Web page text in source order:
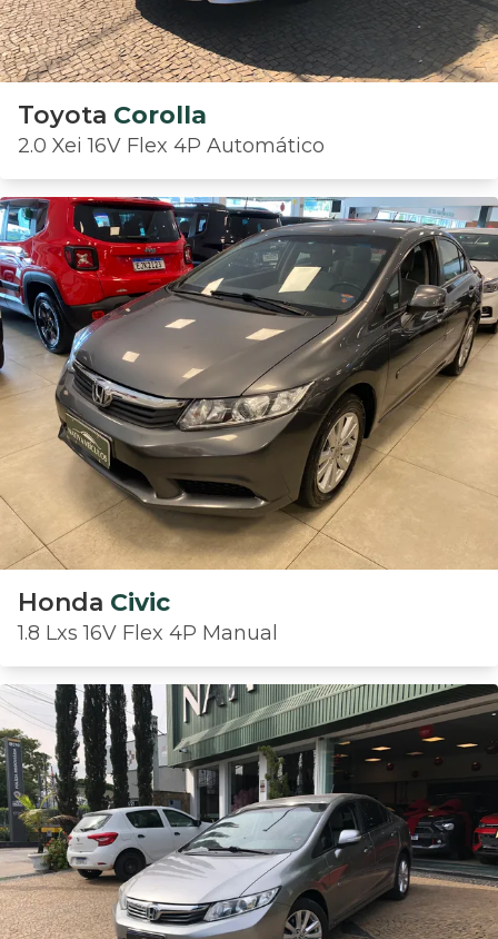
Toyota Corolla
2.0 Xei 16V Flex 4P Automático
Honda Civic
1.8 Lxs 16V Flex 4P Manual